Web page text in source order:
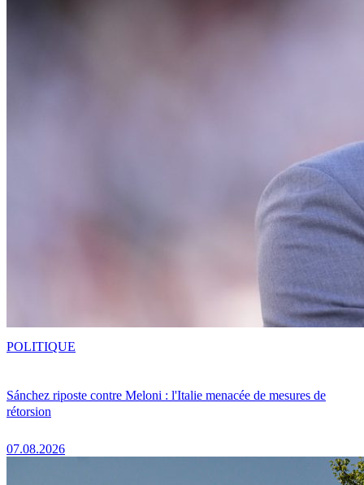
Sánchez riposte contre Meloni : l'Italie menacée de mesures de
rétorsion
07.08.2026
POLITIQUE